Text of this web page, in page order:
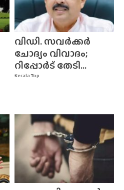
Kerala Top
വിഡി. സവർക്കർ
ചോദ്യം വിവാദം;
റിപ്പോർട് തേടി...